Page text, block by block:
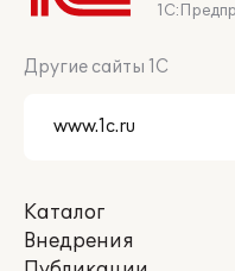
Другие сайты 1С
Каталог
Внедрения